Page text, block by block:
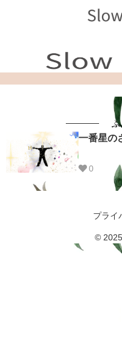
一番星の
0
プライ
©